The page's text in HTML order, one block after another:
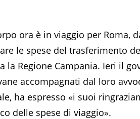
ora è in viaggio per Roma,
le spese del trasferimento
la Regione Campania. Ieri il
accompagnati dal loro
ha espresso «i suoi
delle spese di viaggio».